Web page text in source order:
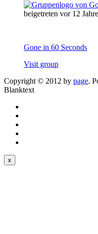
beigetreten vor 12
Gone in 60 Seconds
Visit group
Copyright © 2012 by page.
Blanktext
x